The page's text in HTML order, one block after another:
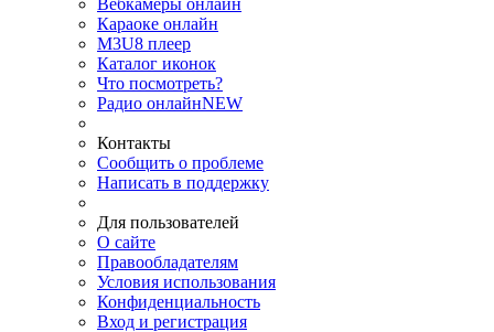
Вебкамеры онлайн
Караоке онлайн
M3U8 плеер
Каталог иконок
Что посмотреть?
Радио онлайнNEW
Контакты
Сообщить о проблеме
Написать в поддержку
Для пользователей
О сайте
Правообладателям
Условия использования
Конфиденциальность
Вход и регистрация